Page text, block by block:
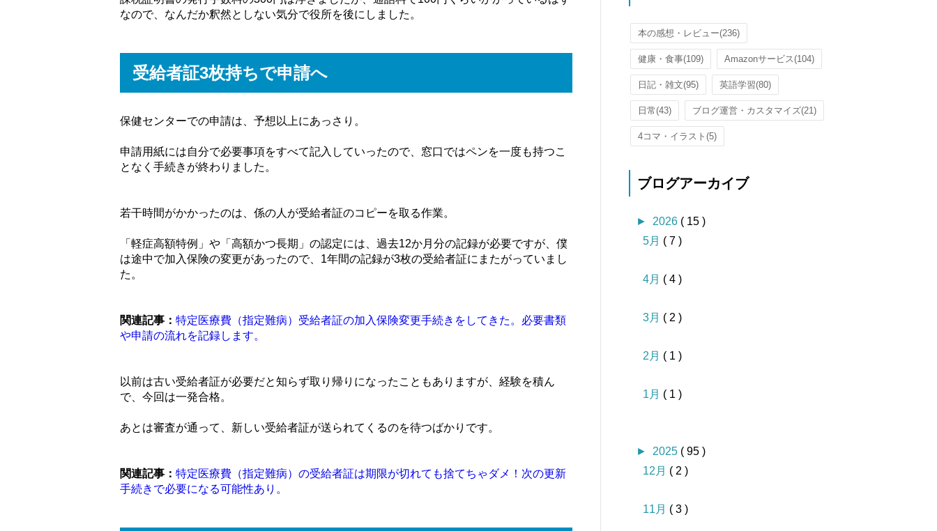
なので、なんだか釈然としない気分で役所を後にしました。
受給者証3枚持ちで申請へ
保健センターでの申請は、予想以上にあっさり。
申請用紙には自分で必要事項をすべて記入していったので、窓口ではペンを一度も持つこ
となく手続きが終わりました。
若干時間がかかったのは、係の人が受給者証のコピーを取る作業。
「軽症高額特例」や「高額かつ長期」の認定には、過去12か月分の記録が必要ですが、僕
は途中で加入保険の変更があったので、1年間の記録が3枚の受給者証にまたがっていまし
た。
関連記事： 特定医療費（指定難病）受給者証の加入保険変更手続きをしてきた。必要書類
や申請の流れを記録します。
以前は古い受給者証が必要だと知らず取り帰りになったこともありますが、経験を積ん
で、今回は一発合格。
あとは審査が通って、新しい受給者証が送られてくるのを待つばかりです。
関連記事： 特定医療費（指定難病）の受給者証は期限が切れても捨てちゃダメ！次の更新
手続きで必要になる可能性あり。
本の感想・レビュー(236)
健康・食事(109) Amazonサービス(104)
日記・雑文(95) 英語学習(80)
日常(43) ブログ運営・カスタマイズ(21)
4コマ・イラスト (5)
ブログアーカイブ
► 2026 ( 15 )
5月 ( 7 )
4月 ( 4 )
3月 ( 2 )
2月 ( 1 )
1月 ( 1 )
► 2025 ( 95 )
12月 ( 2 )
11月 ( 3 )